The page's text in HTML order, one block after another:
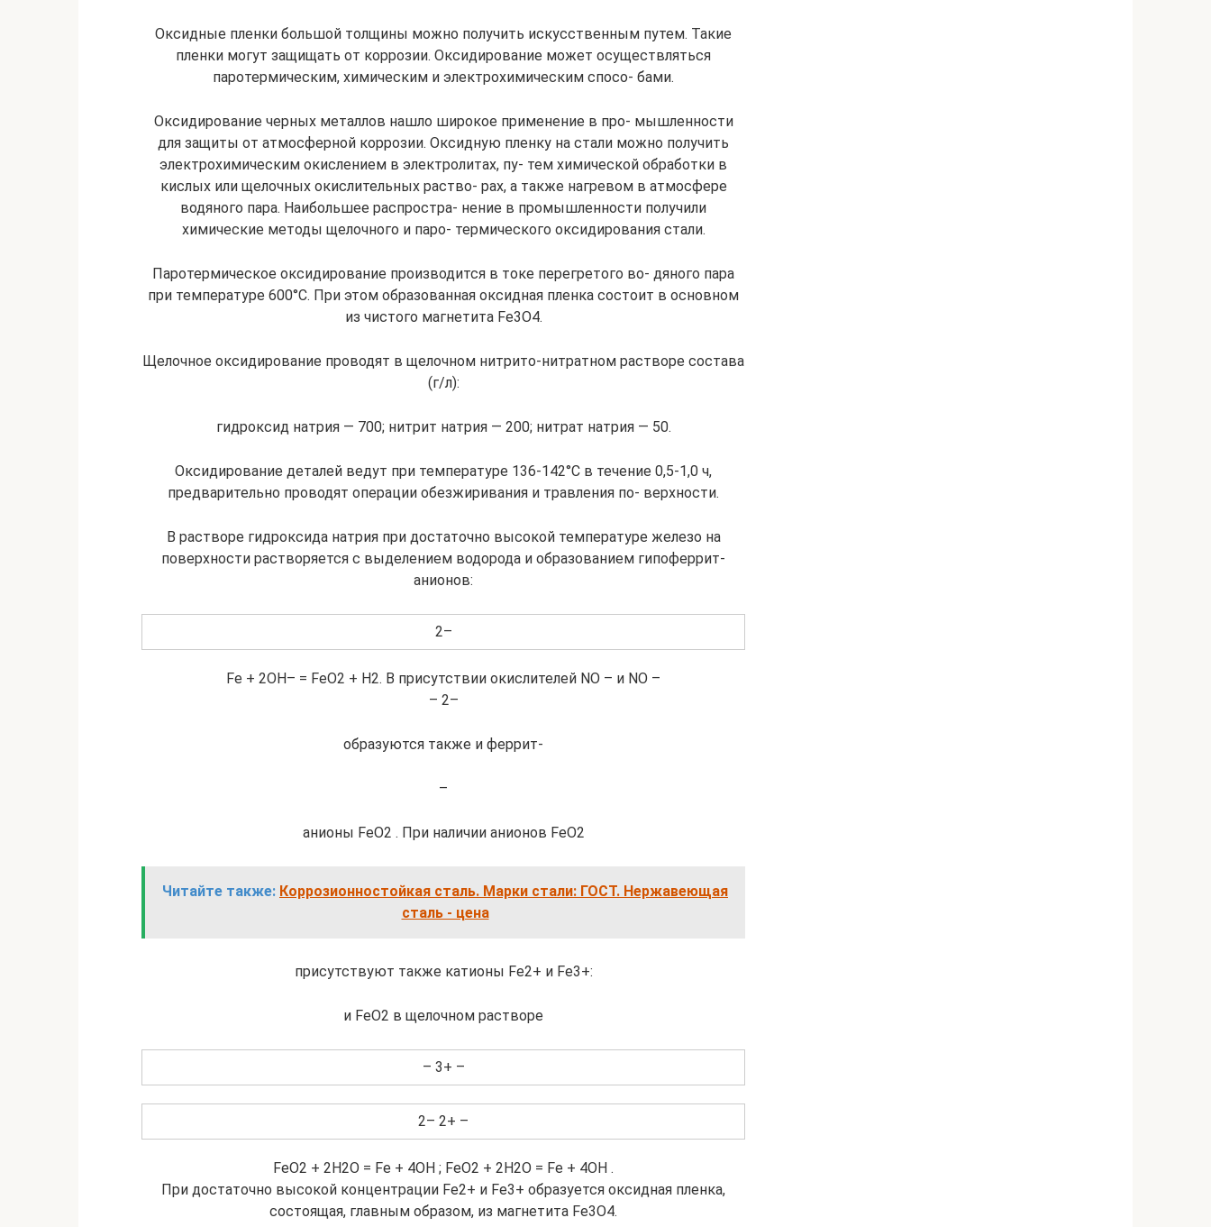
Оксидные пленки большой толщины можно получить искусственным путем. Такие
пленки могут защищать от коррозии. Оксидирование может осуществляться
паротермическим, химическим и электрохимическим спосо- бами.
Оксидирование черных металлов нашло широкое применение в про- мышленности
для защиты от атмосферной коррозии. Оксидную пленку на стали можно получить
электрохимическим окислением в электролитах, пу- тем химической обработки в
кислых или щелочных окислительных раство- рах, а также нагревом в атмосфере
водяного пара. Наибольшее распростра- нение в промышленности получили
химические методы щелочного и паро- термического оксидирования стали.
Паротермическое оксидирование производится в токе перегретого во- дяного пара
при температуре 600°С. При этом образованная оксидная пленка состоит в основном
из чистого магнетита Fe3O4.
Щелочное оксидирование проводят в щелочном нитрито-нитратном растворе состава
(г/л):
гидроксид натрия — 700; нитрит натрия — 200; нитрат натрия — 50.
Оксидирование деталей ведут при температуре 136-142°С в течение 0,5-1,0 ч,
предварительно проводят операции обезжиривания и травления по- верхности.
В растворе гидроксида натрия при достаточно высокой температуре железо на
поверхности растворяется с выделением водорода и образованием гипоферрит-
анионов:
2–
Fe + 2OH– = FeO2 + H2­. В присутствии окислителей NO – и NO –
– 2–
образуются также и феррит-
–
анионы FeO2 . При наличии анионов FeO2
Читайте также: Коррозионностойкая сталь. Марки стали: ГОСТ. Нержавеющая
сталь - цена
присутствуют также катионы Fe2+ и Fe3+:
и FeO2 в щелочном растворе
– 3+ –
2– 2+ –
FeO2 + 2H2O = Fe + 4OH ; FeO2 + 2H2O = Fe + 4OH .
При достаточно высокой концентрации Fe2+ и Fe3+ образуется оксидная пленка,
состоящая, главным образом, из магнетита Fe3O4.